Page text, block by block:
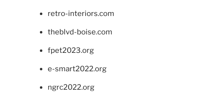
retro-interiors.com
theblvd-boise.com
fpet2023.org
e-smart2022.org
ngrc2022.org